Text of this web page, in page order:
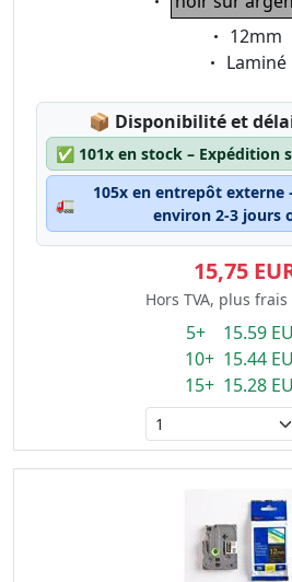
12mm
Eigenschaft:
Laminé
📦 Lagerstatus:
Disponibilité et
✅ 101x en stock – Expédition
🚛
105x en entrepôt externe
environ 2-3 jours
15,75
Hors TVA, plus
5+ 15.59
10+ 15.44
15+ 15.28